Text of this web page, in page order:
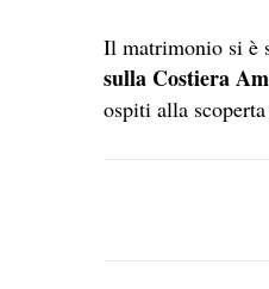
Il matrimonio si è
sulla Costiera
ospiti alla